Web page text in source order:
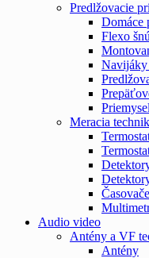
Predlžovacie
Domáce
Flexo
Navijáky
Meracia
Časovače
Audio video
Antény a VF
Antény